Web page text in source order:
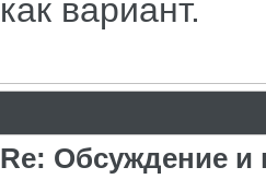
как вариант.
Re: Обсуждение